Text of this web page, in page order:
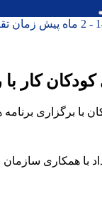
زمان
کار
با برگزاری
با همکاری